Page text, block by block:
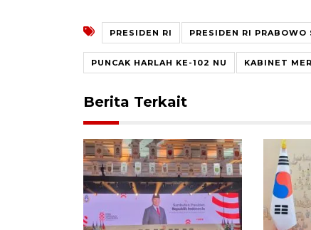
PRESIDEN RI PRESIDEN RI PRABOWO
PUNCAK HARLAH KE-102 NU KABINET
Berita Terkait